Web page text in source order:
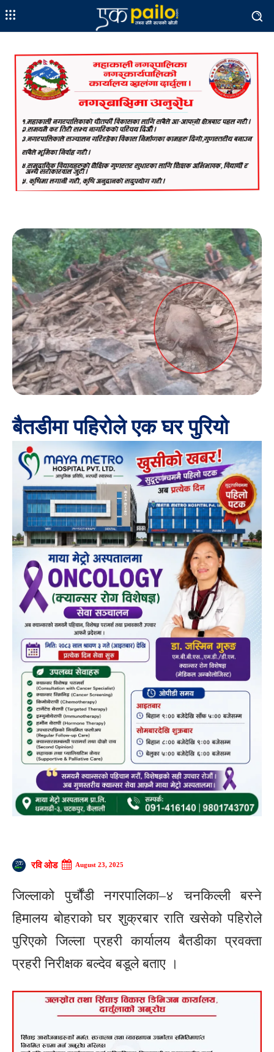
बैतडीमा पहिरोले एक घर पुरियो
रवि ओड August 23, 2025
जिल्लाको पुर्चौंडी नगरपालिका–४ चनकिल्ली बस्ने
हिमालय बोहराको घर शुक्रबार राति खसेको पहिरोले
पुरिएको जिल्ला प्रहरी कार्यालय बैतडीका प्रवक्ता
प्रहरी निरीक्षक बल्देव बडूले बताए ।